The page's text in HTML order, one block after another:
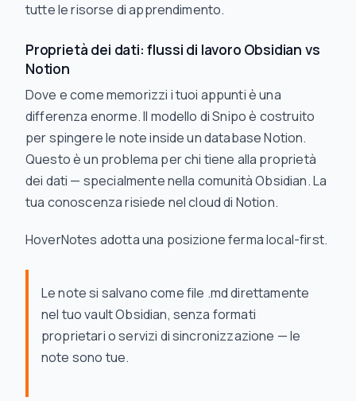
tutte le risorse di apprendimento.
Proprietà dei dati: flussi di lavoro Obsidian vs
Notion
Dove e come memorizzi i tuoi appunti è una
differenza enorme. Il modello di Snipo è costruito
per spingere le note inside un database Notion.
Questo è un problema per chi tiene alla proprietà
dei dati — specialmente nella comunità Obsidian. La
tua conoscenza risiede nel cloud di Notion.
HoverNotes adotta una posizione ferma local-first.
Le note si salvano come file .md direttamente
nel tuo vault Obsidian, senza formati
proprietari o servizi di sincronizzazione — le
note sono tue.